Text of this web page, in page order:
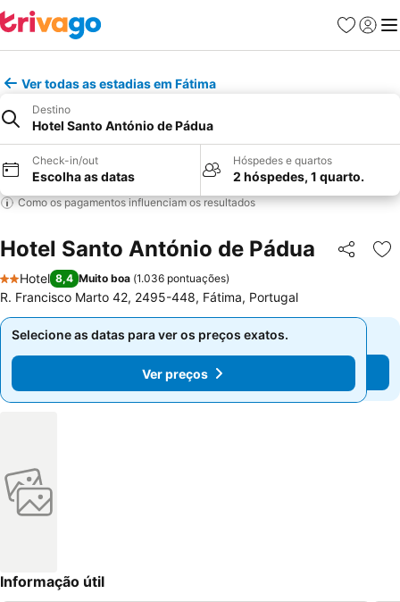
Favoritos
Iniciar
Ver todas as estadias em Fátima
Destino
Hotel Santo António de Pádua
Check-in/out
Escolha as datas
Hóspedes e quartos
2 hóspedes, 1 quarto.
Como os pagamentos influenciam os resultados
Hotel Santo António de Pádua Partilhar
2 Estrelas
Hotel 8,4 Muito boa (1.036 pontuações)
R. Francisco Marto 42, 2495-448, Fátima, Portugal
Selecione as datas para ver os preços exatos.
Ver preços
Selecione as datas para ver os preços exatos.
Ver preços
Informação útil